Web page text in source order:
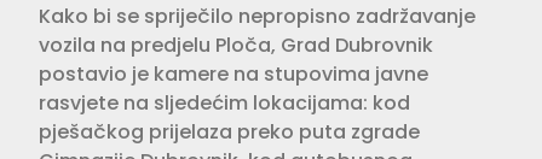
Kako bi se spriječilo nepropisno zadržavanje
vozila na predjelu Ploča, Grad Dubrovnik
postavio je kamere na stupovima javne
rasvjete na sljedećim lokacijama: kod
pješačkog prijelaza preko puta zgrade